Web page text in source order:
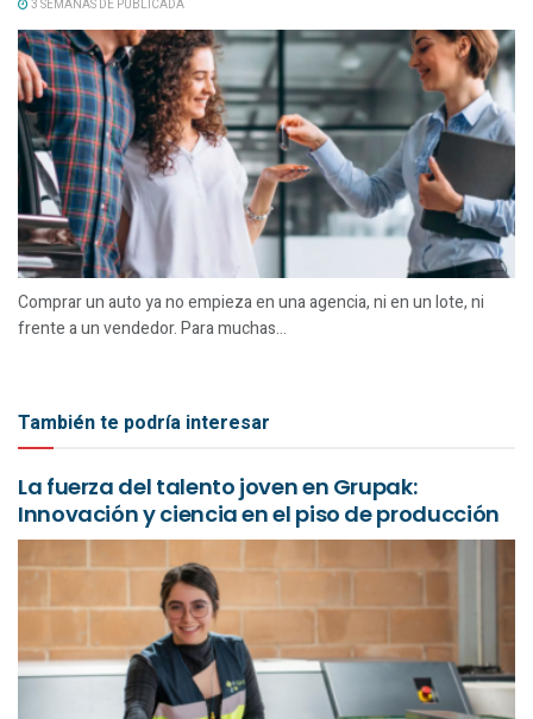
3 SEMANAS DE PUBLICADA
Comprar un auto ya no empieza en una agencia, ni en un lote, ni
frente a un vendedor. Para muchas...
También te podría interesar
La fuerza del talento joven en Grupak:
Innovación y ciencia en el piso de producción